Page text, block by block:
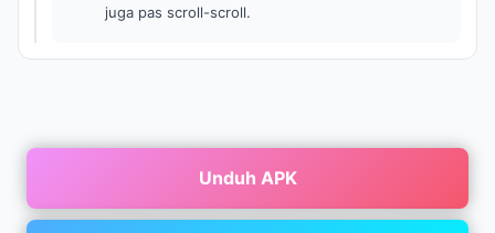
juga pas scroll-scroll.
Unduh APK